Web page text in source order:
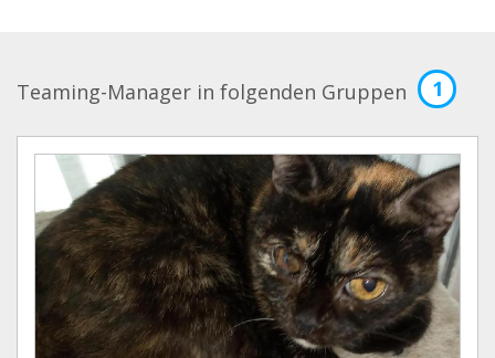
Teaming-Manager in folgenden Gruppen 1